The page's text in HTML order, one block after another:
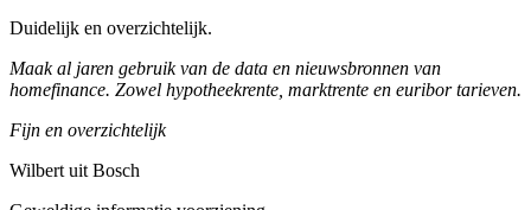
Duidelijk en overzichtelijk.
Maak al jaren gebruik van de data en nieuwsbronnen van
homefinance. Zowel hypotheekrente, marktrente en euribor tarieven.
Fijn en overzichtelijk
Wilbert uit Bosch